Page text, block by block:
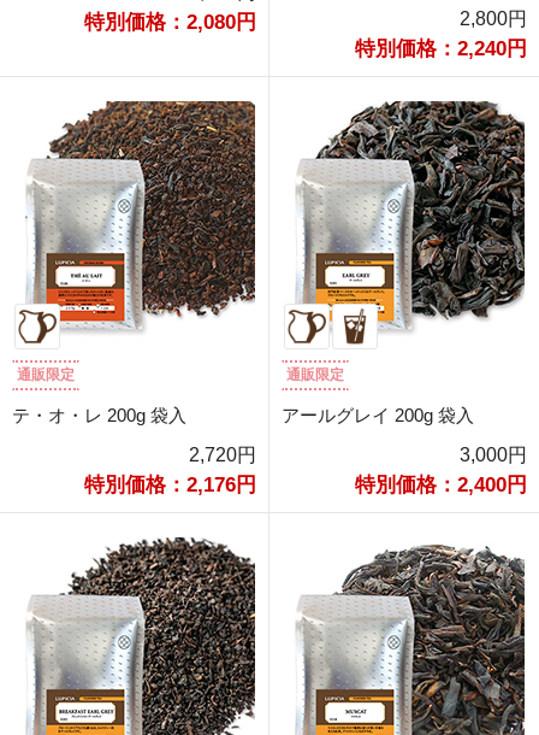
特別価格：2,080円
2,800円
特別価格：2,240円
通販限定
テ・オ・レ 200g 袋入
2,720円
特別価格：2,176円
通販限定
アールグレイ 200g 袋入
3,000円
特別価格：2,400円